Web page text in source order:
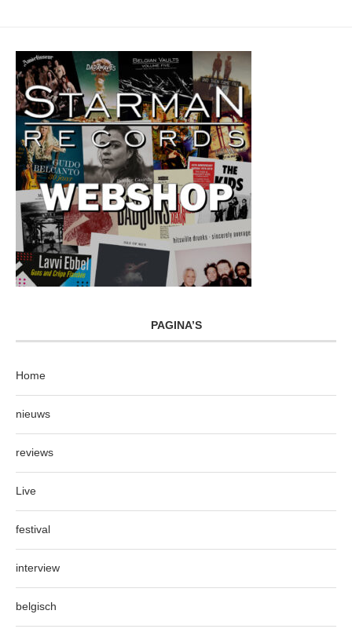
PAGINA’S
Home
nieuws
reviews
Live
festival
interview
belgisch